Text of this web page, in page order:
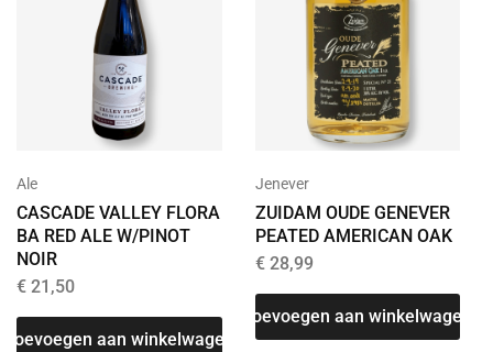
Ale
CASCADE VALLEY FLORA
BA RED ALE W/PINOT
NOIR
€ 21,50
Toevoegen aan winkelwagen
Jenever
ZUIDAM OUDE GENEVER
PEATED AMERICAN OAK
€28,99
Toevoegen aan winkelwagen